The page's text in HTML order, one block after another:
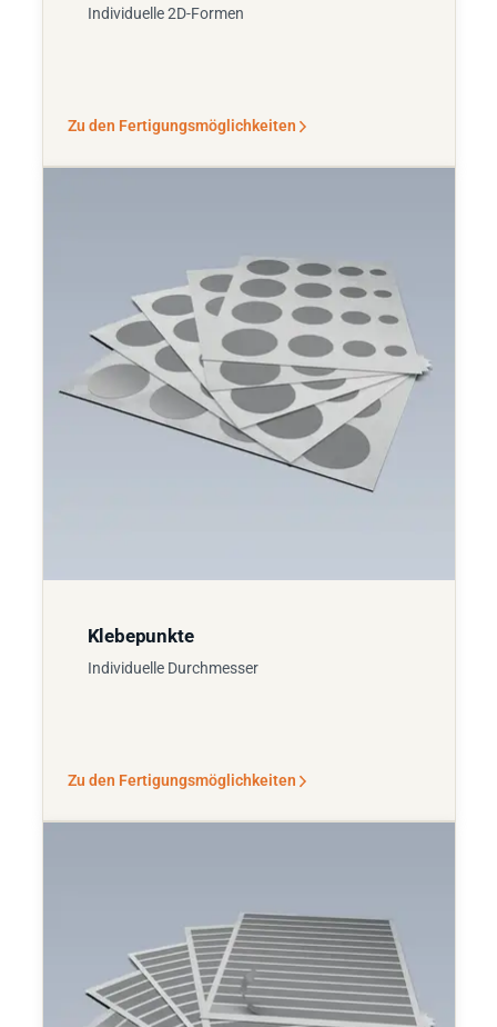
Individuelle 2D-Formen
Zu den Fertigungsmöglichkeiten
Klebepunkte
Individuelle Durchmesser
Zu den Fertigungsmöglichkeiten